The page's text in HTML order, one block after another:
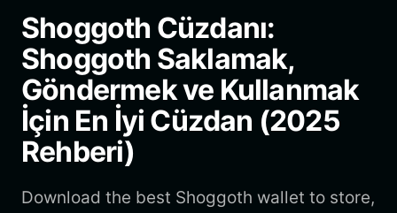
Bahasa Indonesia
ภาษาไทย
हिन्दी
Español
Português (Brasil)
Español (Argentina)
Shoggoth Cüzdanı:
Shoggoth Saklamak,
Göndermek ve Kullanmak
İçin En İyi Cüzdan (2025
Rehberi)
Download the best Shoggoth wallet to store,